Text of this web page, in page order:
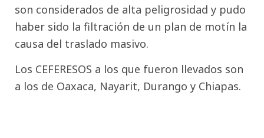
son considerados de alta peligrosidad y pudo
haber sido la filtración de un plan de motín la
causa del traslado masivo.
Los CEFERESOS a los que fueron llevados son
a los de Oaxaca, Nayarit, Durango y Chiapas.